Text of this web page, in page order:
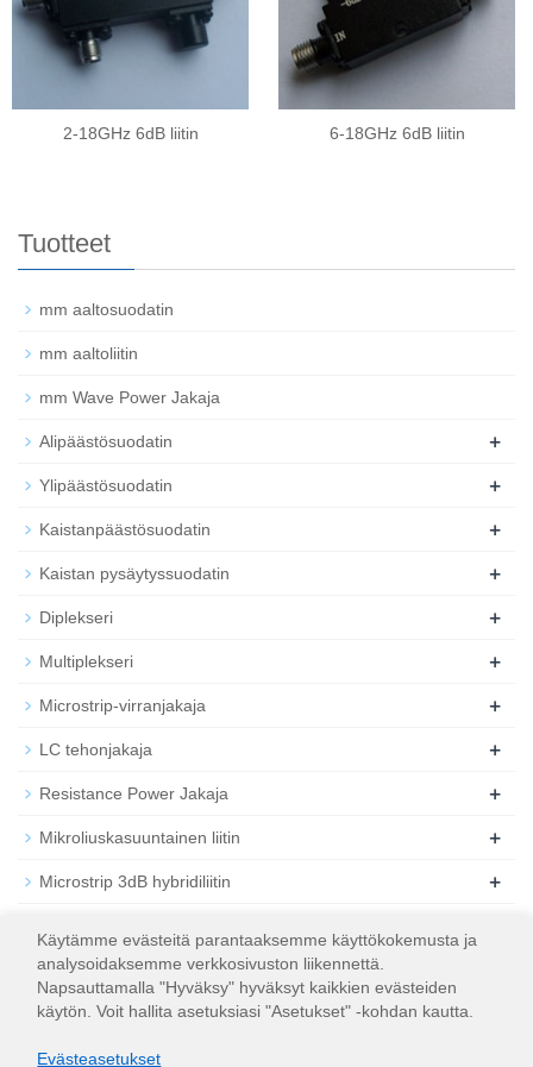
2-18GHz 6dB liitin 6-18GHz 6dB liitin
Tuotteet
mm aaltosuodatin
mm aaltoliitin
mm Wave Power Jakaja
Alipäästösuodatin +
Ylipäästösuodatin +
Kaistanpäästösuodatin +
Kaistan pysäytyssuodatin +
Diplekseri +
Multiplekseri +
Microstrip-virranjakaja +
LC tehonjakaja +
Resistance Power Jakaja +
Mikroliuskasuuntainen liitin +
Microstrip 3dB hybridiliitin +
Koaksiaalinen RF-kuorma
Käytämme evästeitä parantaaksemme käyttökokemusta ja
analysoidaksemme verkkosivuston liikennettä.
Napsauttamalla "Hyväksy" hyväksyt kaikkien evästeiden
käytön. Voit hallita asetuksiasi "Asetukset" -kohdan kautta.
Evästeasetukset